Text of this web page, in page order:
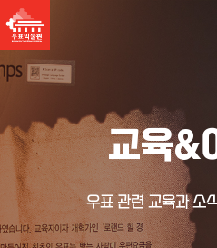
교육&
우표 관련 교육과 소